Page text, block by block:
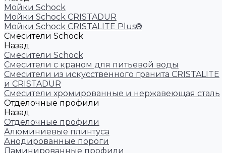
Мойки Schock
Мойки Schock CRISTADUR
Мойки Schock CRISTALITE Plus®
Смесители Schock
Назад
Смесители Schock
Cмесители с краном для питьевой воды
Смесители из искуcственного гранита CRISTALITE
и CRISTADUR
Смесители хромированные и нержавеющая сталь
Отделочные профили
Назад
Отделочные профили
Алюминиевые плинтуса
Анодированные пороги
Ламинированные профили